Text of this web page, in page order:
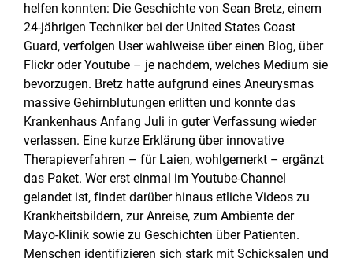
helfen konnten: Die Geschichte von Sean Bretz, einem
24-jährigen Techniker bei der United States Coast
Guard, verfolgen User wahlweise über einen Blog, über
Flickr oder Youtube – je nachdem, welches Medium sie
bevorzugen. Bretz hatte aufgrund eines Aneurysmas
massive Gehirnblutungen erlitten und konnte das
Krankenhaus Anfang Juli in guter Verfassung wieder
verlassen. Eine kurze Erklärung über innovative
Therapieverfahren – für Laien, wohlgemerkt – ergänzt
das Paket. Wer erst einmal im Youtube-Channel
gelandet ist, findet darüber hinaus etliche Videos zu
Krankheitsbildern, zur Anreise, zum Ambiente der
Mayo-Klinik sowie zu Geschichten über Patienten.
Menschen identifizieren sich stark mit Schicksalen und